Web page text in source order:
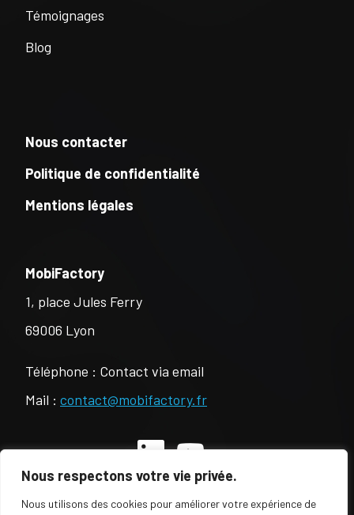
Nous respectons votre vie privée.
Nous utilisons des cookies pour améliorer votre expérience de
Témoignages
Blog
Nous contacter
Politique de confidentialité
Mentions légales
MobiFactory
1, place Jules Ferry
69006 Lyon
Téléphone : Contact via email
Mail : contact@mobifactory.fr